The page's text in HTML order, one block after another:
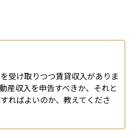
受け取りつつ賃貸収入がありま
産収入を申告すべきか、それと
ればよいのか、教えてくださ